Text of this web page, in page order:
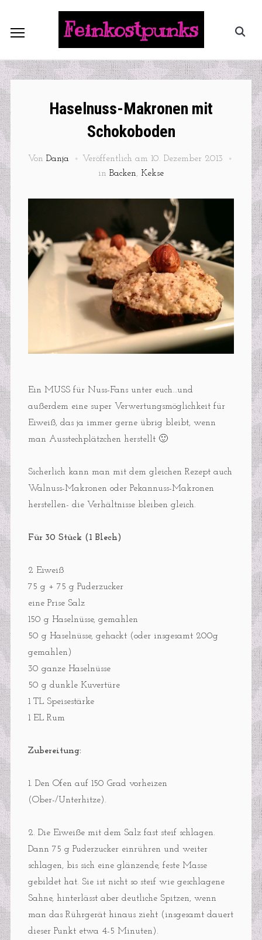
Feinkostpunks
Haselnuss-Makronen mit
Schokoboden
Von Danja Veröffentlich am 10. Dezember 2013
in Backen, Kekse
Ein MUSS für Nuss-Fans unter euch…und
außerdem eine super Verwertungsmöglichkeit für
Eiweiß, das ja immer gerne übrig bleibt, wenn
man Ausstechplätzchen herstellt 🙂
Sicherlich kann man mit dem gleichen Rezept auch
Walnuss-Makronen oder Pekannuss-Makronen
herstellen- die Verhältnisse bleiben gleich.
Für 30 Stück (1 Blech)
2 Eiweiß
75 g + 75 g Puderzucker
eine Prise Salz
150 g Haselnüsse, gemahlen
50 g Haselnüsse, gehackt (oder insgesamt 200g
gemahlen)
30 ganze Haselnüsse
50 g dunkle Kuvertüre
1 TL Speisestärke
1 EL Rum
Zubereitung:
1. Den Ofen auf 150 Grad vorheizen
(Ober-/Unterhitze).
2. Die Eiweiße mit dem Salz fast steif schlagen.
Dann 75 g Puderzucker einrühren und weiter
schlagen, bis sich eine glänzende, feste Masse
gebildet hat. Sie ist nicht so steif wie geschlagene
Sahne, hinterlässt aber deutliche Spitzen, wenn
man das Rührgerät hinaus zieht (insgesamt dauert
dieser Punkt etwa 4-5 Minuten).